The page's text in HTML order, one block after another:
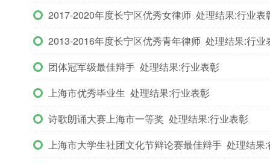
2017-2020年度长宁区优秀女律师 处理结果:行业表
2013-2016年度长宁区优秀青年律师 处理结果:行业
团体冠军级最佳辩手 处理结果:行业表彰
上海市优秀毕业生 处理结果:行业表彰
诗歌朗诵大赛上海市一等奖 处理结果:行业表彰
上海市大学生社团文化节辩论赛最佳辩手 处理结果